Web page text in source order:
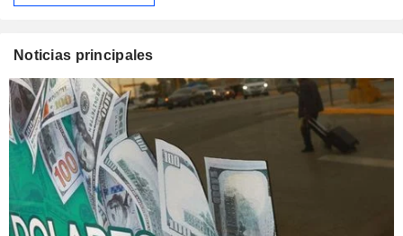
Noticias principales